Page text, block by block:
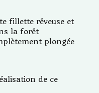
fillette rêveuse et
la forêt
plongée
de ce